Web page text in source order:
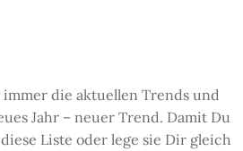
die aktuellen Trends und
Jahr – neuer Trend. Damit Du
Liste oder lege sie Dir gleich